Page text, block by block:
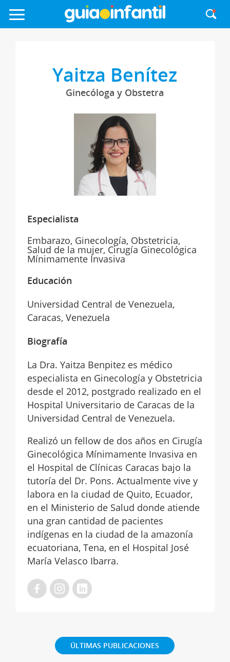
Yaitza Benítez
Ginecóloga y Obstetra
Especialista
Embarazo, Ginecología, Obstetricia,
Salud de la mujer, Cirugía Ginecológica
Mínimamente Invasiva
Educación
Universidad Central de Venezuela,
Caracas, Venezuela
Biografía
La Dra. Yaitza Benpitez es médico
especialista en Ginecología y Obstetricia
desde el 2012, postgrado realizado en el
Hospital Universitario de Caracas de la
Universidad Central de Venezuela.
Realizó un fellow de dos años en Cirugía
Ginecológica Mínimamente Invasiva en
el Hospital de Clínicas Caracas bajo la
tutoría del Dr. Pons. Actualmente vive y
labora en la ciudad de Quito, Ecuador,
en el Ministerio de Salud donde atiende
una gran cantidad de pacientes
indígenas en la ciudad de la amazonía
ecuatoriana, Tena, en el Hospital José
María Velasco Ibarra.
ÚLTIMAS PUBLICACIONES